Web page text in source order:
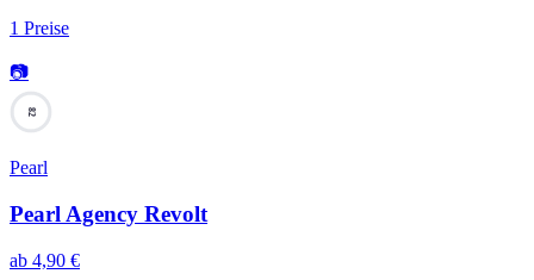
1 Preise
📷
82
Pearl
Pearl Agency Revolt
ab 4,90 €